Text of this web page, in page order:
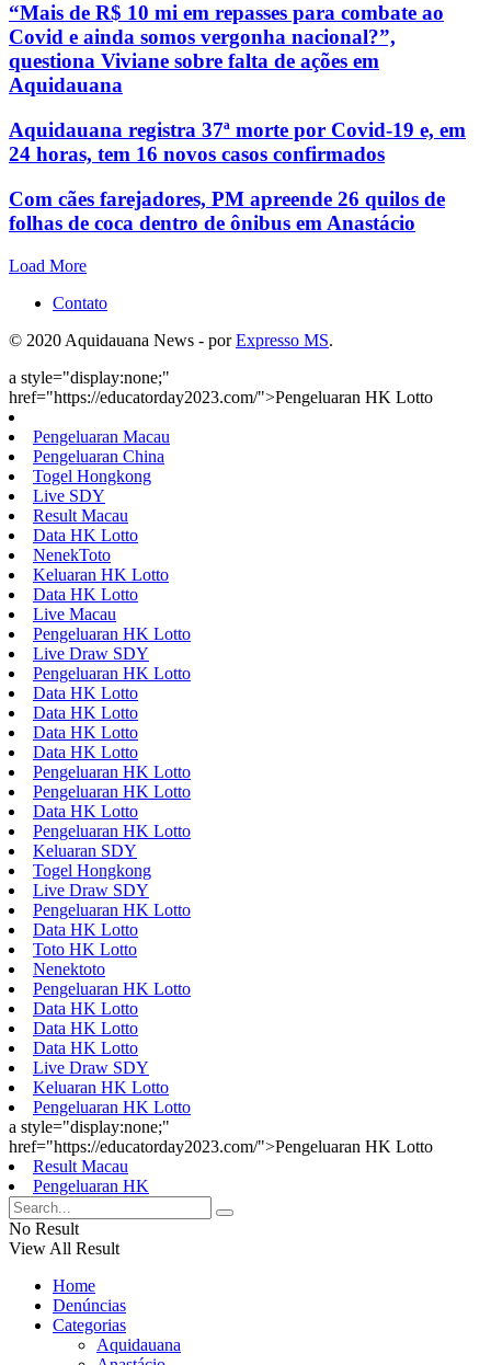
“Mais de R$ 10 mi em repasses para combate ao
Covid e ainda somos vergonha nacional?”,
questiona Viviane sobre falta de ações em
Aquidauana
Aquidauana registra 37ª morte por Covid-19 e, em
24 horas, tem 16 novos casos confirmados
Com cães farejadores, PM apreende 26 quilos de
folhas de coca dentro de ônibus em Anastácio
Load More
Contato
© 2020 Aquidauana News - porExpresso MS.
a style="display:none;"
href="https://educatorday2023.com/">Pengeluaran HK Lotto
Pengeluaran Macau
Pengeluaran China
Togel Hongkong
Live SDY
Result Macau
Data HK Lotto
NenekToto
Keluaran HK Lotto
Data HK Lotto
Live Macau
Pengeluaran HK Lotto
Live Draw SDY
Pengeluaran HK Lotto
Data HK Lotto
Data HK Lotto
Data HK Lotto
Data HK Lotto
Pengeluaran HK Lotto
Pengeluaran HK Lotto
Data HK Lotto
Pengeluaran HK Lotto
Keluaran SDY
Togel Hongkong
Live Draw SDY
Pengeluaran HK Lotto
Data HK Lotto
Toto HK Lotto
Nenektoto
Pengeluaran HK Lotto
Data HK Lotto
Data HK Lotto
Data HK Lotto
Live Draw SDY
Keluaran HK Lotto
Pengeluaran HK Lotto
a style="display:none;"
href="https://educatorday2023.com/">Pengeluaran HK Lotto
Result Macau
Pengeluaran HK
No Result
View All Result
Home
Denúncias
Categorias
Aquidauana